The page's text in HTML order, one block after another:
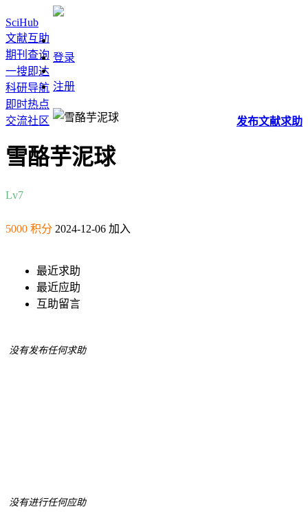
SciHub
文献互助
期刊查询
一搜即达
科研导航
即时热点
交流社区
登录
注册
发布文献求助
雪酪芋泥球
Lv7
5000 积分 2024-12-06 加入
最近求助
最近应助
互助留言
没有发布任何求助
没有进行任何应助